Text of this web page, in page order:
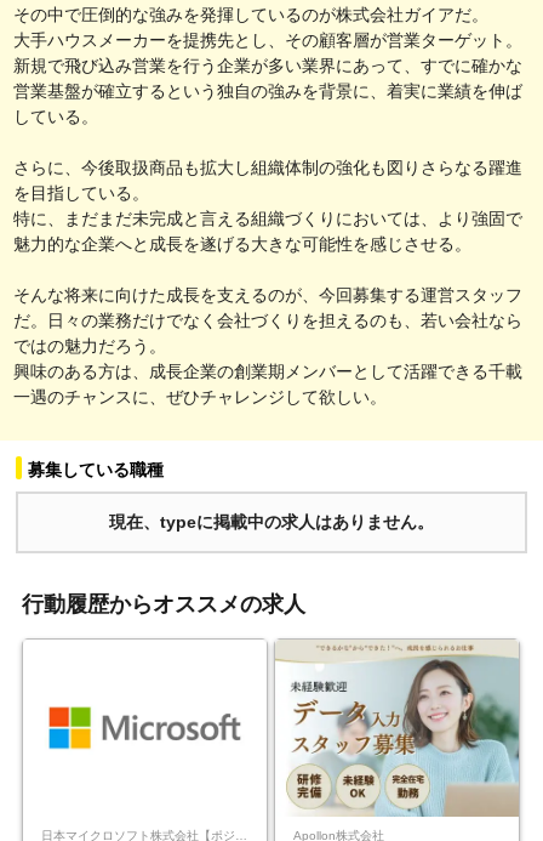
その中で圧倒的な強みを発揮しているのが株式会社ガイアだ。
大手ハウスメーカーを提携先とし、その顧客層が営業ターゲット。
新規で飛び込み営業を行う企業が多い業界にあって、すでに確かな
営業基盤が確立するという独自の強みを背景に、着実に業績を伸ば
している。
さらに、今後取扱商品も拡大し組織体制の強化も図りさらなる躍進
を目指している。
特に、まだまだ未完成と言える組織づくりにおいては、より強固で
魅力的な企業へと成長を遂げる大きな可能性を感じさせる。
そんな将来に向けた成長を支えるのが、今回募集する運営スタッフ
だ。日々の業務だけでなく会社づくりを担えるのも、若い会社なら
ではの魅力だろう。
興味のある方は、成長企業の創業期メンバーとして活躍できる千載
一遇のチャンスに、ぜひチャレンジして欲しい。
募集している職種
現在、typeに掲載中の求人はありません。
行動履歴からオススメの求人
Apollon株式会社